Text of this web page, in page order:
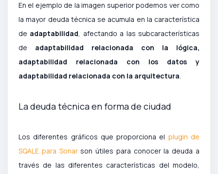
En el ejemplo de la imagen superior podemos ver como
la mayor deuda técnica se acumula en la característica
de adaptabilidad, afectando a las subcaracterísticas
de adaptabilidad relacionada con la lógica,
adaptabilidad relacionada con los datos y
adaptabilidad relacionada con la arquitectura.
La deuda técnica en forma de ciudad
Los diferentes gráficos que proporciona el plugin de
SQALE para Sonarson útiles para conocer la deuda a
través de las diferentes características del modelo,